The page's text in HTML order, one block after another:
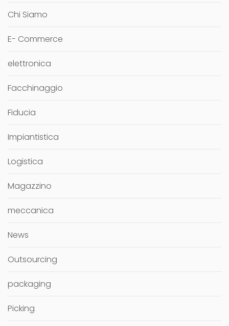
Chi Siamo
E- Commerce
elettronica
Facchinaggio
Fiducia
Impiantistica
Logistica
Magazzino
meccanica
News
Outsourcing
packaging
Picking